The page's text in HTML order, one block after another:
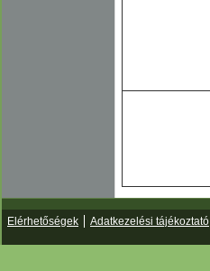
Elérhetőségek Adatkezelési tájékoztató